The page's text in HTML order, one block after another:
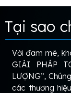
Tại sao
Với đam mê,
GIẢI PHÁP
LƯỢNG”,
các thương